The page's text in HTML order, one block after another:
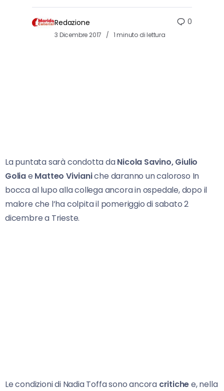
Redazione
3 Dicembre 2017 1 minuto di lettura
0
La puntata sarà condotta daNicola Savino, Giulio
Goliae Matteo Vivianiche daranno un caloroso In
bocca al lupo alla collega ancora in ospedale, dopo il
malore che l’ha colpita il pomeriggio di sabato 2
dicembre a Trieste.
Le condizioni di Nadia Toffa sono ancora critichee, nella